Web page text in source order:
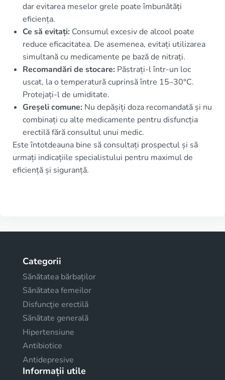
dar evitarea meselor grele poate îmbunătăți
eficiența.
Ce să evitați: Consumul excesiv de alcool poate
reduce eficacitatea. De asemenea, evitați utilizarea
simultană cu medicamente pe bază de nitrați.
Recomandări de stocare: Păstrați-l într-un loc
uscat, la o temperatură cuprinsă între 15–30°C.
Protejați-l de umiditate.
Greșeli comune: Nu depășiți doza recomandată și nu
combinați cu alte medicamente pentru disfuncția
erectilă fără consultul unui medic.
Este întotdeauna bine să consultați prospectul și să
urmați indicațiile specialistului pentru maximul de
eficiență și siguranță.
Categorii
Sănătatea bărbaților
Sănătatea femeilor
Disfuncţie erectilă
Sănătate generală
Hipertensiune
Antibiotice
Antidepresive
Informații utile